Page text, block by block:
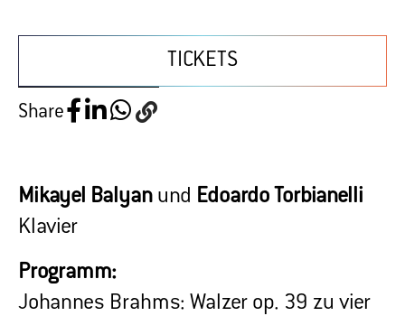
TICKETS
Share
Mikayel Balyan und Edoardo Torbianelli
Klavier
Programm:
Johannes Brahms: Walzer op. 39 zu vier